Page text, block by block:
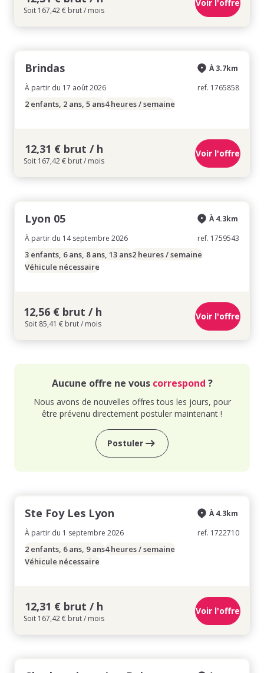
Soit 167,42 € brut / mois
Voir l'offre
Brindas
À partir du 17 août 2026
À 3.7km
ref. 1765858
2 enfants, 2 ans, 5 ans4 heures / semaine
12,31 € brut / h
Soit 167,42 € brut / mois
Voir l'offre
Lyon 05
À partir du 14 septembre 2026
À 4.3km
ref. 1759543
3 enfants, 6 ans, 8 ans, 13 ans2 heures / semaine
Véhicule nécessaire
12,56 € brut / h
Soit 85,41 € brut / mois
Voir l'offre
Aucune offre ne vous correspond ?
Nous avons de nouvelles offres tous les jours, pour
être prévenu directement postuler maintenant !
Postuler
Ste Foy Les Lyon
À partir du 1 septembre 2026
À 4.3km
ref. 1722710
2 enfants, 6 ans, 9 ans4 heures / semaine
Véhicule nécessaire
12,31 € brut / h
Soit 167,42 € brut / mois
Voir l'offre